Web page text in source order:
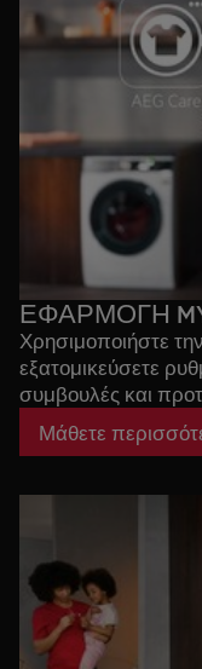
ΕΦΑΡΜΟΓΗ MY
Χρησιμοποιήστε
εξατομικεύσετε
συμβουλές και
πλύσης και
προσαρμόσετε στις
Μάθετε